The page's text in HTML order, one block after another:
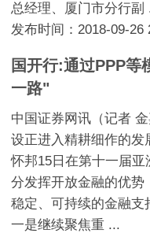
总经理、厦门市分行副
发布时间：2018-09-26
国开行:通过PPP等
一路"
中国证券网讯（记者
设正进入精耕细作的发
怀邦15日在第十一届
分发挥开放金融的优势
稳定、可持续的金融支
一是继续聚焦重 ...